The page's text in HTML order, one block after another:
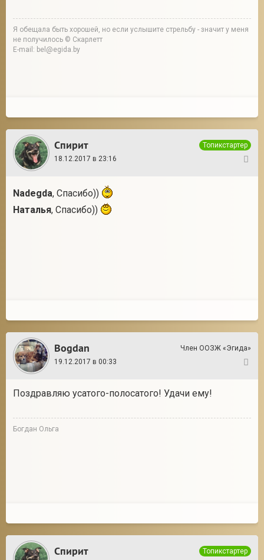
Я обещала быть хорошей, но если услышите стрельбу - значит у меня
не получилось © Скарлетт
E-mail: bel@egida.by
Спирит
Топикстартер
18.12.2017 в 23:16
Nadegda, Спасибо))
Наталья, Спасибо))
Bogdan
Член ООЗЖ «Эгида»
19.12.2017 в 00:33
Поздравляю усатого-полосатого! Удачи ему!
Богдан Ольга
Спирит Топикстартер